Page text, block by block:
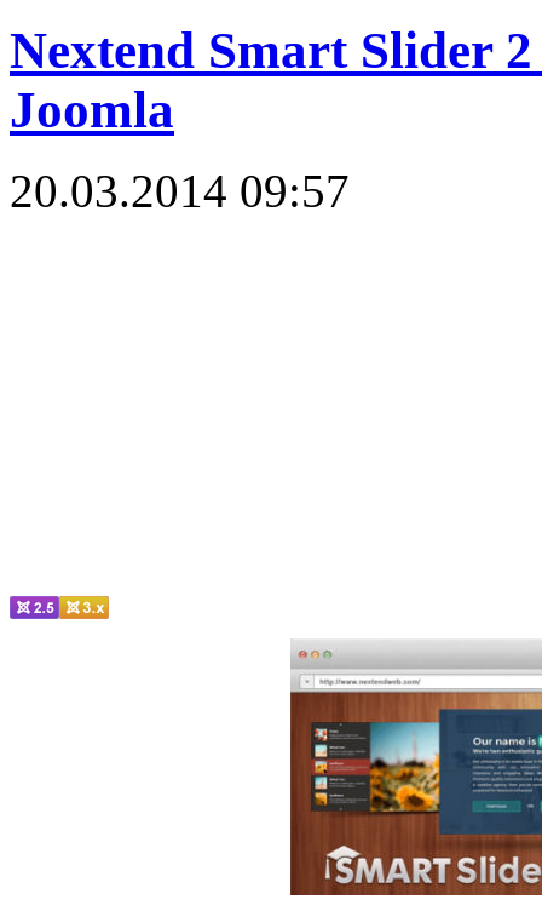
Nextend Smart Slider
Joomla
20.03.2014 09:57